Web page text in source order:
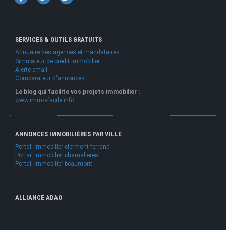
SERVICES & OUTILS GRATUITS
Annuaire des agences et mandataires
Simulateur de crédit immobilier
Alerte email
Comparateur d'annonces
Le blog qui facilite vos projets immobilier :
www.immo-facile.info
ANNONCES IMMOBILIÈRES PAR VILLE
Portail immobilier clermont ferrand
Portail immobilier chamalieres
Portail immobilier beaumont
ALLIANCE ADAO